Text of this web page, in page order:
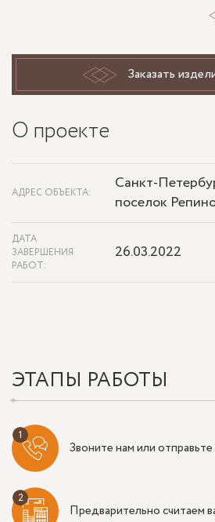
Заказать
О проекте
АДРЕС ОБЪЕКТА:
Санкт-
поселок
ДАТА
ЗАВЕРШЕНИЯ
РАБОТ:
26.03.2022
ЭТАПЫ РАБОТЫ
Звоните нам или отправьте
Предварительно считаем